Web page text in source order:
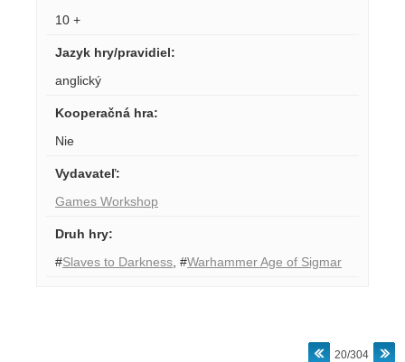
10 +
Jazyk hry/pravidiel:
anglický
Kooperačná hra:
Nie
Vydavateľ:
Games Workshop
Druh hry:
#Slaves to Darkness #Warhammer Age of Sigmar
20/304